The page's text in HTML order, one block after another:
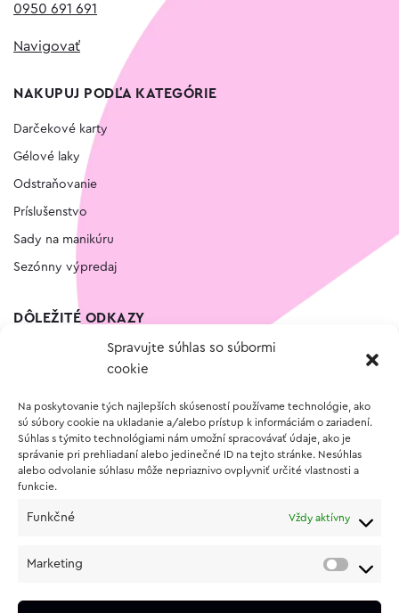
Spravujte súhlas so súbormi
cookie
Na poskytovanie tých najlepších skúseností používame technológie, ako
sú súbory cookie na ukladanie a/alebo prístup k informáciám o zariadení.
Súhlas s týmito technológiami nám umožní spracovávať údaje, ako je
správanie pri prehliadaní alebo jedinečné ID na tejto stránke. Nesúhlas
alebo odvolanie súhlasu môže nepriaznivo ovplyvniť určité vlastnosti a
funkcie.
Funkčné Vždy aktívny
Marketing
0950 691 691
Navigovať
NAKUPUJ PODĽA KATEGÓRIE
Darčekové karty
Gélové laky
Odstraňovanie
Príslušenstvo
Sady na manikúru
Sezónny výpredaj
DÔLEŽITÉ ODKAZY
Vernostný program
O NÁKUPE
Vrátenie a reklamácia tovaru